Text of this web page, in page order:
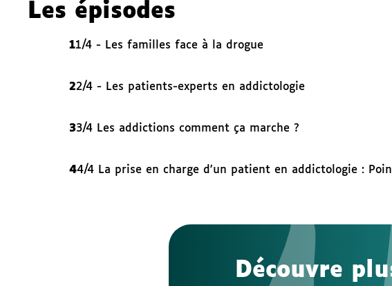
Les épisodes
11/4 - Les familles face à la drogue
22/4 - Les patients-experts en addictologie
33/4 Les addictions comment ça marche ?
44/4 La prise en charge d'un patient en addictologie :
Découvre